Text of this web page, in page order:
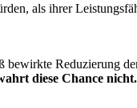
als ihrer
Reduzierung
diese Chance